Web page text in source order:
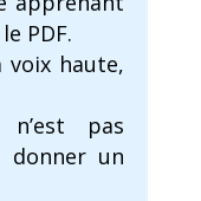
PDF.
voix haute,
pas
donner un